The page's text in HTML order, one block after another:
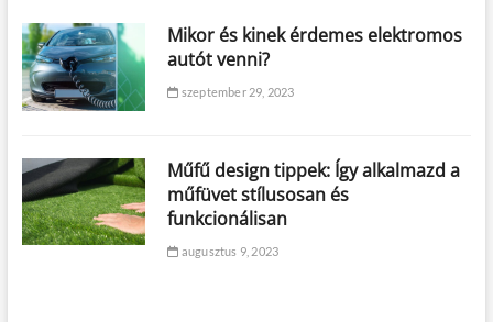
Mikor és kinek érdemes elektromos
autót venni?
szeptember 29, 2023
Műfű design tippek: Így alkalmazd a
műfüvet stílusosan és
funkcionálisan
augusztus 9, 2023